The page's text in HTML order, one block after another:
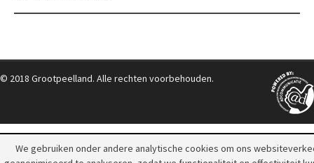
© 2018 Grootpeelland. Alle rechten voorbehouden.
We gebruiken onder andere analytische cookies om ons